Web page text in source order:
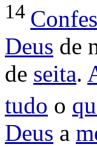
14
Deus de
de seita.
tudo o
Deus a